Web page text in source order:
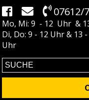
07612/
Mo, Mi: 9 - 12 Uhr &
Di, Do: 9 - 12 Uhr & 13
Uhr